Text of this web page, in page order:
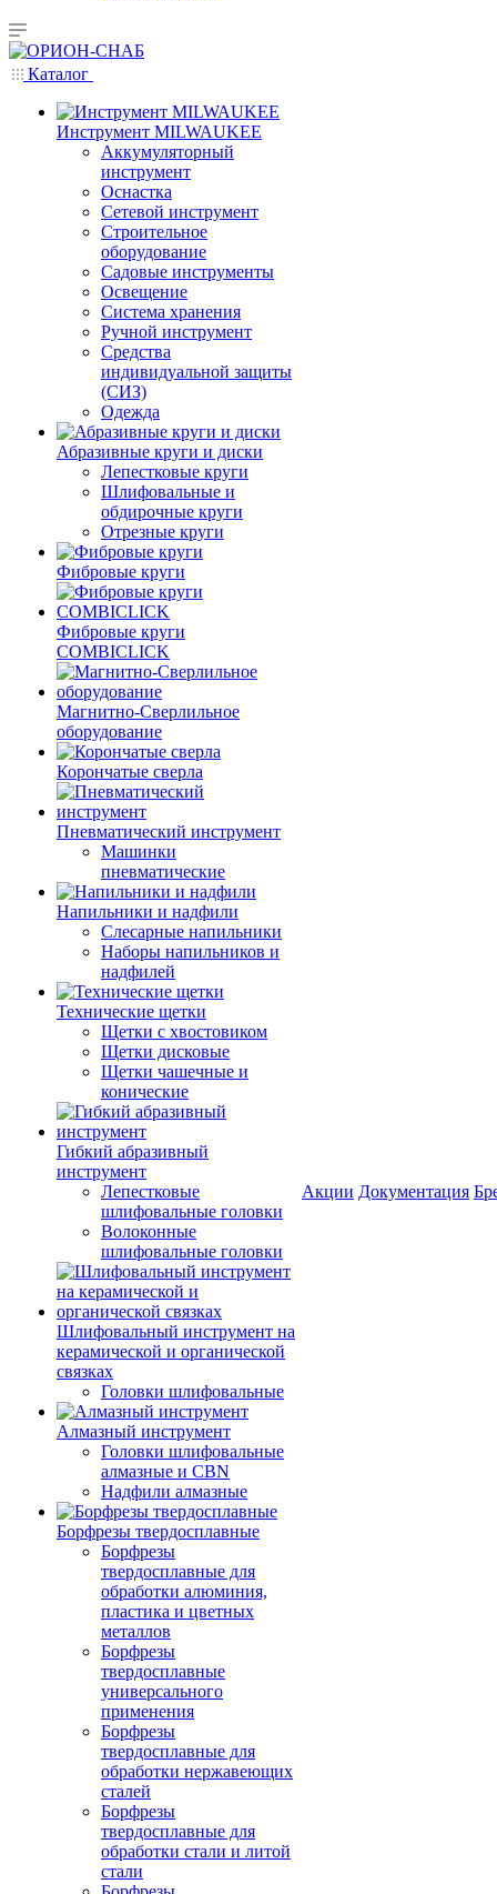
Каталог
Инструмент MILWAUKEE
Аккумуляторный
инструмент
Оснастка
Сетевой инструмент
Строительное
оборудование
Садовые инструменты
Освещение
Система хранения
Ручной инструмент
Средства
индивидуальной защиты
(СИЗ)
Одежда
Абразивные круги и диски
Лепестковые круги
Шлифовальные и
обдирочные круги
Отрезные круги
Фибровые круги
Фибровые круги
COMBICLICK
Магнитно-Сверлильное
оборудование
Корончатые сверла
Пневматический инструмент
Машинки
пневматические
Напильники и надфили
Слесарные напильники
Наборы напильников и
надфилей
Технические щетки
Щетки с хвостовиком
Щетки дисковые
Щетки чашечные и
конические
Гибкий абразивный
инструмент
Лепестковые
шлифовальные головки
Волоконные
шлифовальные головки
Шлифовальный инструмент на
керамической и органической
связках
Головки шлифовальные
Алмазный инструмент
Головки шлифовальные
алмазные и CBN
Надфили алмазные
Борфрезы твердосплавные
Борфрезы
твердосплавные для
обработки алюминия,
пластика и цветных
металлов
Борфрезы
твердосплавные
универсального
применения
Борфрезы
твердосплавные для
обработки нержавеющих
сталей
Борфрезы
твердосплавные для
обработки стали и литой
стали
Акции Документация